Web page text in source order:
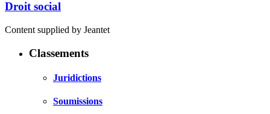
Droit social
Content supplied by Jeantet
Classements
Juridictions
Soumissions